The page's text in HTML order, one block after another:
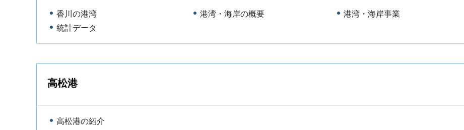
香川の港湾 港湾・海岸の概要 港湾・海岸事業
統計データ
高松港
高松港の紹介